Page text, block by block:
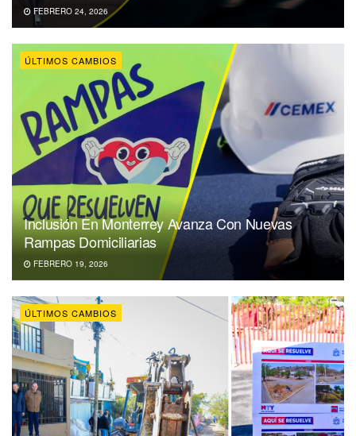
FEBRERO 24, 2026
ÚLTIMOS CAMBIOS
Inclusión En Monterrey Avanza Con Nuevas
Rampas Domiciliarias
FEBRERO 19, 2026
ÚLTIMOS CAMBIOS